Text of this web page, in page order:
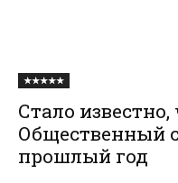
★★★★★
Стало
Общественный
прошлый год